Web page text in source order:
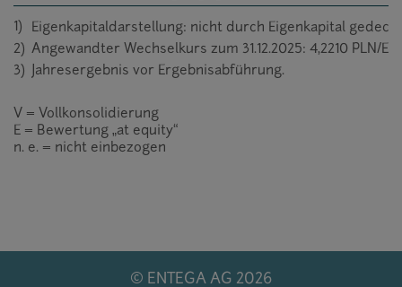
1)
Eigenkapitaldarstellung: nicht durch Eigenkapital
2) Angewandter Wechselkurs zum 31.12.2025: 4,2210 PLN/
3)
Jahresergebnis vor Ergebnisabführung.
V = Vollkonsolidierung
E = Bewertung „at equity“
n. e. = nicht einbezogen
© ENTEGA AG 2026